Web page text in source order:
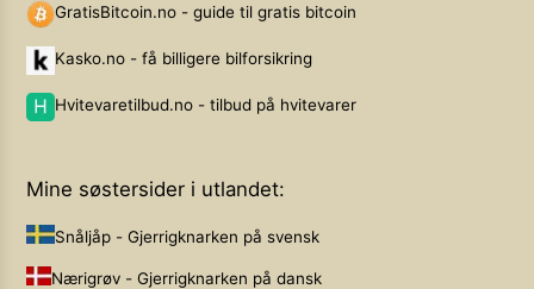
GratisBitcoin.no - guide til gratis bitcoin
Kasko.no - få billigere bilforsikring
Hvitevaretilbud.no - tilbud på hvitevarer
Mine søstersider i utlandet:
Snåljåp - Gjerrigknarken på svensk
Nærigrøv - Gjerrigknarken på dansk